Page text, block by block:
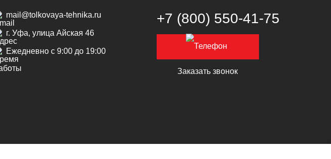
mail@tolkovaya-tehnika.ru
г. Уфа, улица Айская 46
Ежедневно с 9:00 до 19:00
+7 (800) 550‑41‑75
Заказать звонок